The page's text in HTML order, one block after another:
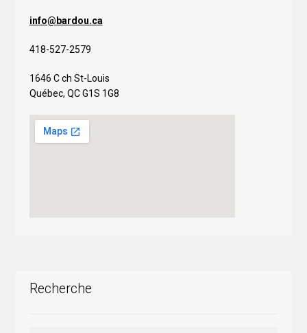
info@bardou.ca
418-527-2579
1646 C ch St-Louis
Québec, QC G1S 1G8
Recherche